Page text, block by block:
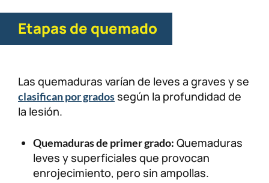
Etapas de quemado
Las quemaduras varían de leves a graves y se
clasifican por gradossegún la profundidad de
la lesión.
Quemaduras de primer grado: Quemaduras
leves y superficiales que provocan
enrojecimiento, pero sin ampollas.